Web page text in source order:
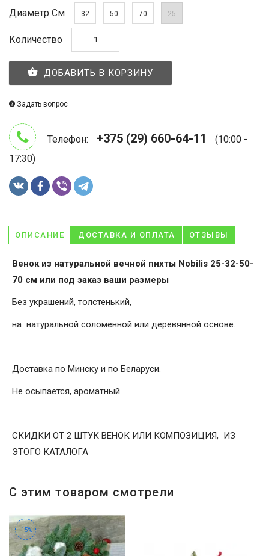
Диаметр См 32 50 70 25
Количество
ДОБАВИТЬ В КОРЗИНУ
Задать вопрос
Телефон: +375 (29) 660-64-11
(10:00 -
17:30)
ОПИСАНИЕ ДОСТАВКА И ОПЛАТА ОТЗЫВЫ
Венок из натуральной вечной пихты Nobilis 25-32-50-
70 см или под заказ ваши размеры
Без украшений, толстенький,
на натуральной соломенной или деревянной основе.
Доставка по Минску и по Беларуси.
Не осыпается, ароматный.
СКИДКИ ОТ 2 ШТУК ВЕНОК ИЛИ КОМПОЗИЦИЯ, ИЗ
ЭТОГО КАТАЛОГА
С этим товаром смотрели
-15%